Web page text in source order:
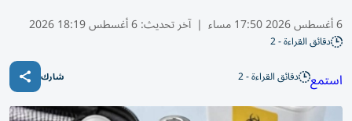
6 أغسطس 2026 17:50 مساء | آخر تحديث:6 أغسطس 18:19 2026
دقائق القراءة - 2
استمع دقائق القراءة - 2 شارك